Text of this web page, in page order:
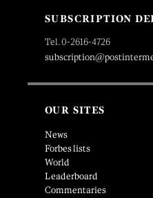
SUBSCRIPTION
Tel. 0-2616-4726
OUR SITES
News
Forbes lists
World
Leaderboard
Commentaries